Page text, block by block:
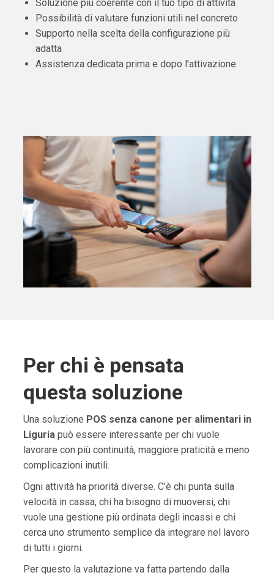
Soluzione più coerente con il tuo tipo di attività
Possibilità di valutare funzioni utili nel concreto
Supporto nella scelta della configurazione più
adatta
Assistenza dedicata prima e dopo l’attivazione
Per chi è pensata
questa soluzione
Una soluzione POS senza canone per alimentari in
Liguriapuò essere interessante per chi vuole
lavorare con più continuità, maggiore praticità e meno
complicazioni inutili.
Ogni attività ha priorità diverse. C’è chi punta sulla
velocità in cassa, chi ha bisogno di muoversi, chi
vuole una gestione più ordinata degli incassi e chi
cerca uno strumento semplice da integrare nel lavoro
di tutti i giorni.
Per questo la valutazione va fatta partendo dalla